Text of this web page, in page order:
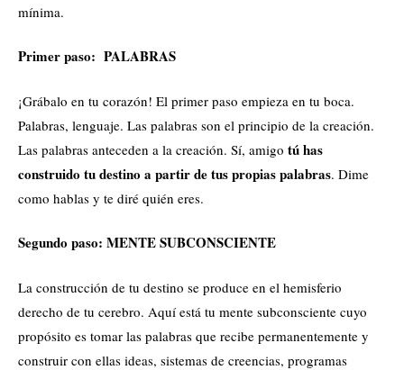
mínima.
Primer paso: PALABRAS
¡Grábalo en tu corazón! El primer paso empieza en tu boca.
Palabras, lenguaje. Las palabras son el principio de la creación.
Las palabras anteceden a la creación. Sí, amigo tú has
construido tu destino a partir de tus propias palabras. Dime
como hablas y te diré quién eres.
Segundo paso: MENTE SUBCONSCIENTE
La construcción de tu destino se produce en el hemisferio
derecho de tu cerebro. Aquí está tu mente subconsciente cuyo
propósito es tomar las palabras que recibe permanentemente y
construir con ellas ideas, sistemas de creencias, programas